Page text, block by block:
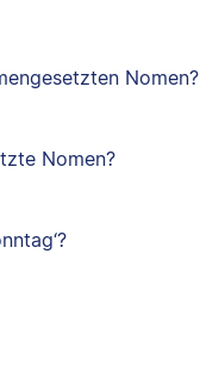
Nomen?
Nomen?